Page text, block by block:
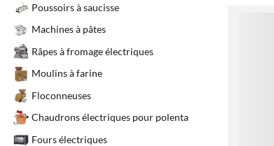
Poussoirs à saucisse
Machines à pâtes
Râpes à fromage électriques
Moulins à farine
Floconneuses
Chaudrons électriques pour polenta
Fours électriques